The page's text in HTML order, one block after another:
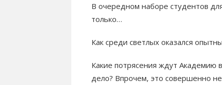
В очередном наборе студентов
только…
Как среди светлых оказался
Какие потрясения ждут Академию
дело? Впрочем, это совершенно